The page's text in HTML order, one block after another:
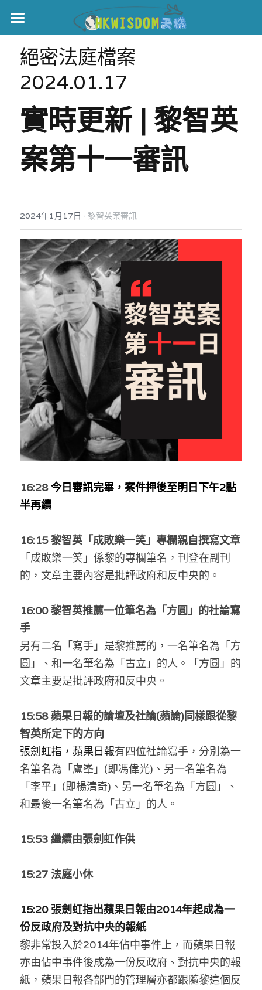
主頁
世界盃
黎智英案
正本清源•黎智英案
美西媒體謊言實錄
宏福火災
宏福火災正視聽
記錄．宏福苑火災
國際
娛樂
反華推手你要知
反華推手懶人包
民主派騙案十式
反華推手起底
美西霸凌內幕
美西極權主義
真相直擊
KOL 專欄
林淑芳專欄
屈穎妍專欄
朱庭萱專欄
莫綺琪專欄
黃萬成專欄
高松傑專欄
馮煒光專欄
KOL 精選
大衛sir專欄
曾子晴 - 晴深直說
陳貴春大律師專欄
陳子遷律師專欄
羅浚軒專欄
溫志倫專欄
莊豪鋒專欄
香港科技專上書院｜專欄
絕密法庭檔案
醫院口岸爆炸案
屠龍小隊案
黎智英案審訊
支聯會案
生活
吃喝玩指南
休閒好介紹
親子
關於我們
人才招聘
投稿熱線
商戶合作
支持讚助
條款及細則
關於我們
搜索
繁體中文
繁體中文
絕密法庭檔案
2024.01.17
實時更新 | 黎智英
案第十一審訊
2024年1月17日 · 黎智英案審訊
16:28 今日審訊完畢，案件押後至明日下午2點
半再續
16:15 黎智英「成敗樂一笑」專欄親自撰寫文章
「成敗樂一笑」係黎的專欄筆名，刊登在副刊
的，文章主要內容是批評政府和反中央的。
16:00 黎智英推薦一位筆名為「方圓」的社論寫
手
另有二名「寫手」是黎推薦的，一名筆名為「方
圓」、和一名筆名為「古立」的人。「方圓」的
文章主要是批評政府和反中央。
15:58 蘋果日報的論壇及社論(蘋論)同樣跟從黎
智英所定下的方向
張劍虹指，蘋果日報有四位社論寫手，分別為一
名筆名為「盧峯」(即馮偉光)、另一名筆名為
「李平」(即楊清奇)、另一名筆名為「方圓」、
和最後一名筆名為「古立」的人。
15:53 繼續由張劍虹作供
15:27 法庭小休
15:20 張劍虹指出蘋果日報由2014年起成為一
份反政府及對抗中央的報紙
黎非常投入於2014年佔中事件上，而蘋果日報
亦由佔中事件後成為一份反政府、對抗中央的報
紙，蘋果日報各部門的管理層亦都跟隨黎這個反